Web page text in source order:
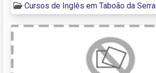
Cursos de Inglês em Taboão da Serra